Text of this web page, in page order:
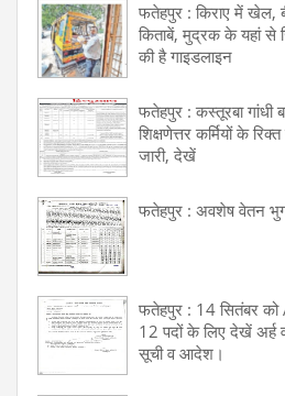
फतेहपुर : किराए में खेल,
किताबें, मुद्रक के यहां से
की है गाइडलाइन
फतेहपुर : कस्तूरबा गांधी
शिक्षणेत्तर कर्मियों के
जारी, देखें
फतेहपुर : अवशेष वेतन
फतेहपुर : 14 सितंबर को
12 पदों के लिए देखें अर्ह व
सूची व आदेश।